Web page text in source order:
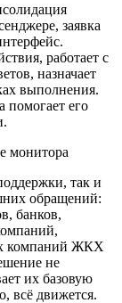
заявка
работает с
назначает
выполнения.
помогает его
так и
обращений:
банков,
компаний ЖКХ
не
их базовую
всё движется.